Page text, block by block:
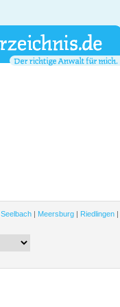
Seelbach| Meersburg| Riedlingen|